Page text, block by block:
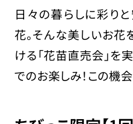
日々の暮らしに彩り
花。そんな美しいお
ける「花苗直売会」を
でのお楽しみ！この機